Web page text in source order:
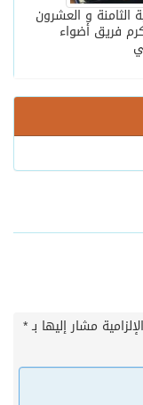
الثامنة و العشرون
فريق أضواء
مشار إليها بـ*